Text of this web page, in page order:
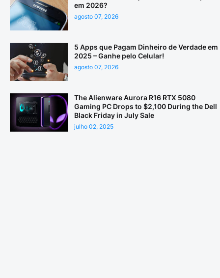
em 2026?
agosto 07, 2026
5 Apps que Pagam Dinheiro de Verdade em
2025 – Ganhe pelo Celular!
agosto 07, 2026
The Alienware Aurora R16 RTX 5080
Gaming PC Drops to $2,100 During the Dell
Black Friday in July Sale
julho 02, 2025